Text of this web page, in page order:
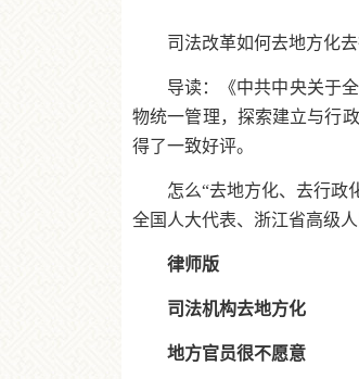
司法改革如何去地方化
导读：《中共中央关于
物统一管理，探索建立与行
得了一致好评。
怎么“去地方化、去行政
全国人大代表、浙江省高级
律师版
司法机构去地方化
地方官员很不愿意